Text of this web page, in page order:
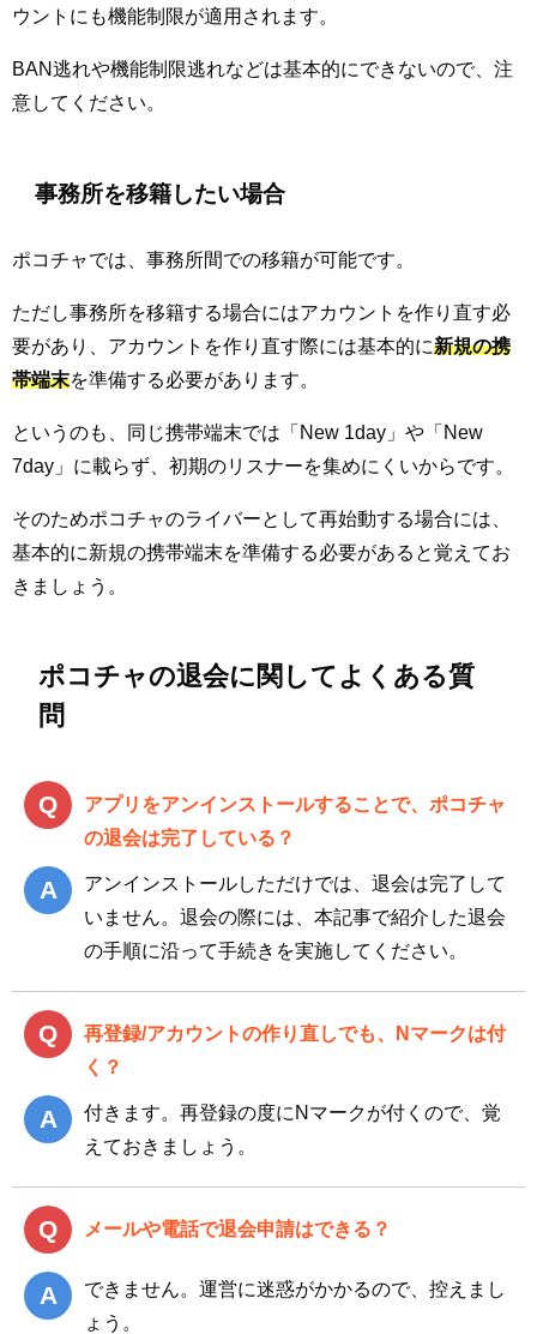
ウントにも機能制限が適用されます。
BAN逃れや機能制限逃れなどは基本的にできないので、注
意してください。
事務所を移籍したい場合
ポコチャでは、事務所間での移籍が可能です。
ただし事務所を移籍する場合にはアカウントを作り直す必
要があり、アカウントを作り直す際には基本的に新規の携
帯端末を準備する必要があります。
というのも、同じ携帯端末では「New 1day」や「New
7day」に載らず、初期のリスナーを集めにくいからです。
そのためポコチャのライバーとして再始動する場合には、
基本的に新規の携帯端末を準備する必要があると覚えてお
きましょう。
ポコチャの退会に関してよくある質
問
アプリをアンインストールすることで、ポコチャ
の退会は完了している？
アンインストールしただけでは、退会は完了して
いません。退会の際には、本記事で紹介した退会
の手順に沿って手続きを実施してください。
再登録/アカウントの作り直しでも、Nマークは付
く？
付きます。再登録の度にNマークが付くので、覚
えておきましょう。
メールや電話で退会申請はできる？
できません。運営に迷惑がかかるので、控えまし
ょう。